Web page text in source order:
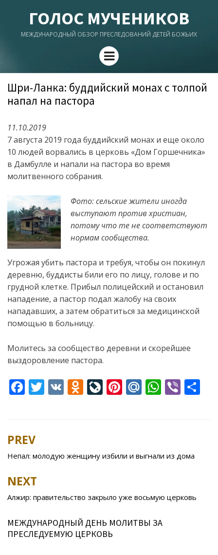
ГОЛОС МУЧЕНИКОВ
МЕЖДУНАРОДНЫЙ ОБЗОР ПРЕСЛЕДОВАНИЙ ДЕТЕЙ БОЖЬИХ
Menu
Шри-Ланка: буддийский монах с толпой
напал на пастора
11.10.2019
7 августа 2019 года буддийский монах и еще около
10 людей ворвались в церковь «Дом Горшечника»
в Дамбулле и напали на пастора во время
молитвенного собрания.
Фото: сельские жители иногда
выступают против христиан,
потому что те не соответствуют
нормам сообщества.
Угрожая убить пастора и требуя, чтобы он покинул
деревню, буддисты били его по лицу, голове и по
грудной клетке. Прибыл полицейский и остановил
нападение, а пастор подал жалобу на своих
нападавших, а затем обратиться за медицинской
помощью в больницу.
Молитесь за сообщество деревни и скорейшее
выздоровление пастора.
F
b
o
o
k
T V O
kl
as
ni
Li
u
r
al
Pi
st
M
u
W
A
p
Vi
Post
navigation
PREV
Непал: молодую женщину избили и выгнали из дома
NEXT
Алжир: правительство закрыло уже восьмую церковь
МЕЖДУНАРОДНЫЙ ДЕНЬ МОЛИТВЫ ЗА
ПРЕСЛЕДУЕМУЮ ЦЕРКОВЬ